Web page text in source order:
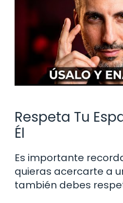
Respeta Tu
Él
Es importante
quieras acercarte a
también debes